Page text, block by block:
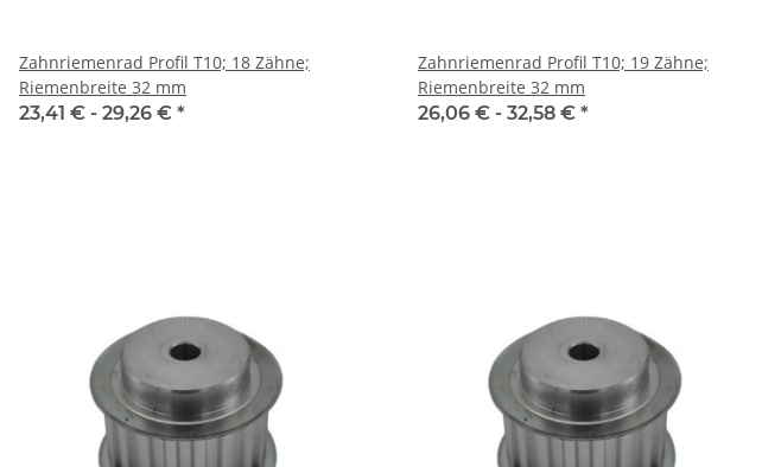
Zahnriemenrad Profil T10; 18 Zähne;
Riemenbreite 32 mm
23,41 € - 29,26 € *
Zahnriemenrad Profil T10; 19 Zähne;
Riemenbreite 32 mm
26,06 € - 32,58 € *